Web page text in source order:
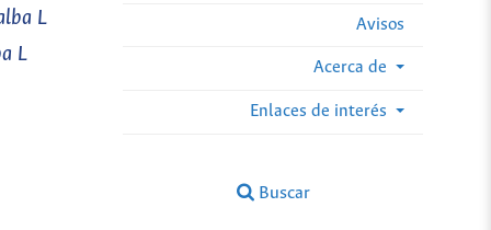
Avisos
Acerca de
Enlaces de interés
Buscar
L
L